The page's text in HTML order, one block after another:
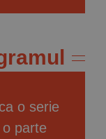
o serie
parte